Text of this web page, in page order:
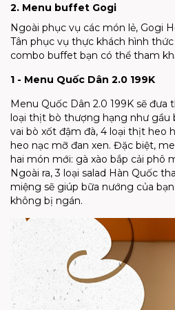
2. Menu buffet Gogi
Ngoài phục vụ các món lẻ, Gogi
Tân phục vụ thực khách hình
combo buffet bạn có thể tham
1 - Menu Quốc Dân 2.0 199K
Menu Quốc Dân 2.0 199K sẽ
loại thịt bò thượng hạng như gầu
vai bò xốt đậm đà, 4 loại thịt heo
heo nạc mỡ đan xen. Đặc biệt,
hai món mới: gà xào bắp cải phô
Ngoài ra, 3 loại salad Hàn Quốc
miệng sẽ giúp bữa nướng của
không bị ngán.